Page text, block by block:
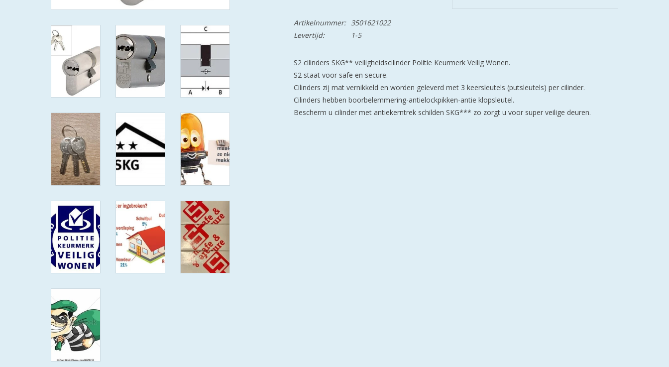
Artikelnummer:
3501621022
Levertijd:
1-5
S2 cilinders SKG** veiligheidscilinder Politie Keurmerk Veilig Wonen.
S2 staat voor safe en secure.
Cilinders zij mat vernikkeld en worden geleverd met 3 keersleutels (putsleutels) per cilinder.
Cilinders hebben boorbelemmering-antielockpikken-antie klopsleutel.
Bescherm u cilinder met antiekerntrek schilden SKG*** zo zorgt u voor super veilige deuren.